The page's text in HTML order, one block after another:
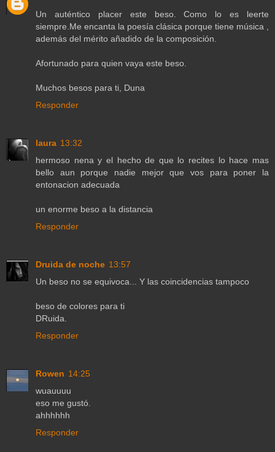
Un auténtico placer este beso. Como lo es leerte
siempre.Me encanta la poesía clásica porque tiene música ,
además del mérito añadido de la composición.
Afortunado para quien vaya este beso.
Muchos besos para ti, Duna
Responder
laura 13:32
hermoso nena y el hecho de que lo recites lo hace mas
bello aun porque nadie mejor que vos para poner la
entonacion adecuada
un enorme beso a la distancia
Responder
Druida de noche 13:57
Un beso no se equivoca... Y las coincidencias tampoco
beso de colores para ti
DRuida.
Responder
Rowen 14:25
wuauuuu
eso me gustó.
ahhhhhh
Responder